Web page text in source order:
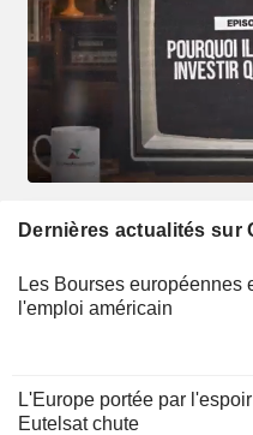
Dernières actualités sur
Les Bourses européennes
l'emploi américain
L'Europe portée par
Eutelsat chute